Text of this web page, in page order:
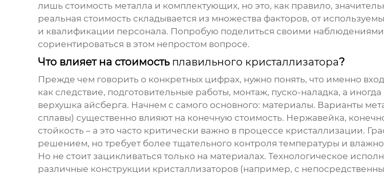
лишь стоимость металла и комплектующих, но это, как правило,
реальная стоимость складывается из множества факторов, от
и квалификации персонала. Попробую поделиться своими
сориентироваться в этом непростом вопросе.
Что влияет на стоимость плавильного кристаллизатора?
Прежде чем говорить о конкретных цифрах, нужно понять, что именно
как следствие, подготовительные работы, монтаж, пуско-наладка, а
верхушка айсберга. Начнем с самого основного: материалы. Варианты
сплавы) существенно влияют на конечную стоимость. Нержавейка,
стойкость – а это часто критически важно в процессе кристаллизации.
решением, но требует более тщательного контроля температуры и
Но не стоит зацикливаться только на материалах. Технологическое
различные конструкции кристаллизаторов (например, с